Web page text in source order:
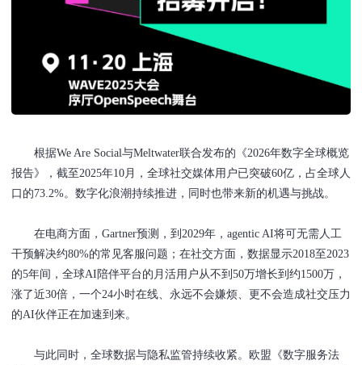
根据We Are Social与Meltwater联合发布的《2026年数字全球概览
报告》，截至2025年10月，全球社交媒体用户已突破60亿，占全球人
口的73.2%。数字化浪潮持续推进，同时也带来新的机遇与挑战。
在电商方面，Gartner预测，到2029年，agentic AI将可无需人工
干预解决约80%的常见客服问题；在社交方面，数据显示2018至2023
的5年间，全球AI陪伴平台的月活用户从不到50万增长到约1500万，
涨了近30倍，一个24小时在线、永远不会嫌烦、更不会造成社交压力
的AI伙伴正在加速到来。
与此同时，全球数据与隐私监管持续收紧。欧盟《数字服务法